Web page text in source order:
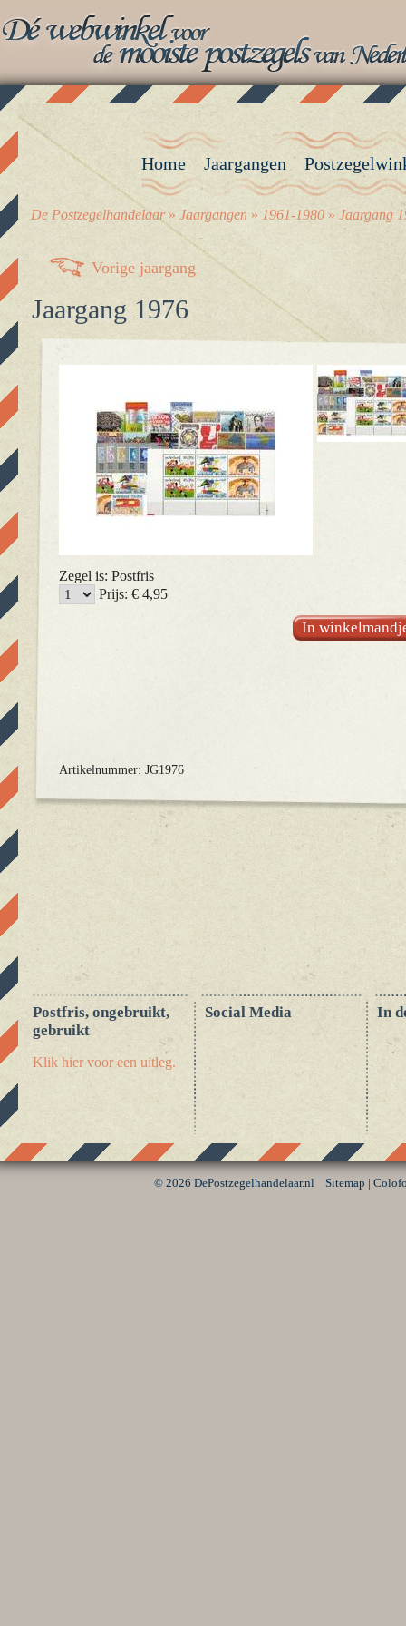
Vorige jaargang
Jaargang 1976
Zegel is: Postfris
Prijs: € 4,95
Artikelnummer: JG1976
In
Postfris, ongebruikt,
gebruikt
Klik hier voor een uitleg.
Social Media In
Home Jaargangen
De Postzegelhandelaar» Jaargangen » 1961-1980 » Jaargang
© 2026 DePostzegelhandelaar.nlSitemap |